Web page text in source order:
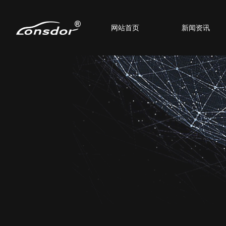
网站首页 新闻资讯